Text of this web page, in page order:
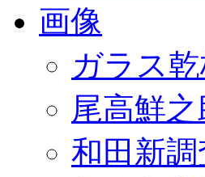
画像
ガラス乾
尾高鮮
和田新